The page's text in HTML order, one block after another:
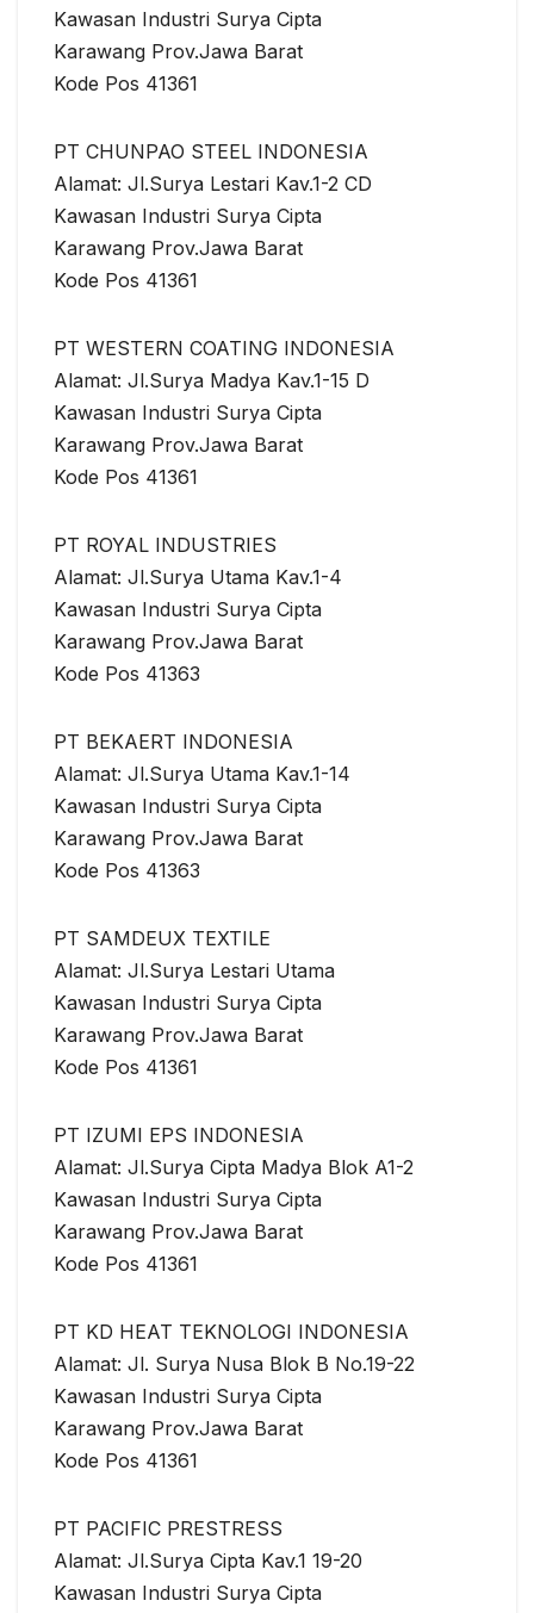
Kawasan Industri Surya Cipta
Karawang Prov.Jawa Barat
Kode Pos 41361
PT CHUNPAO STEEL INDONESIA
Alamat: Jl.Surya Lestari Kav.1-2 CD
Kawasan Industri Surya Cipta
Karawang Prov.Jawa Barat
Kode Pos 41361
PT WESTERN COATING INDONESIA
Alamat: Jl.Surya Madya Kav.1-15 D
Kawasan Industri Surya Cipta
Karawang Prov.Jawa Barat
Kode Pos 41361
PT ROYAL INDUSTRIES
Alamat: Jl.Surya Utama Kav.1-4
Kawasan Industri Surya Cipta
Karawang Prov.Jawa Barat
Kode Pos 41363
PT BEKAERT INDONESIA
Alamat: Jl.Surya Utama Kav.1-14
Kawasan Industri Surya Cipta
Karawang Prov.Jawa Barat
Kode Pos 41363
PT SAMDEUX TEXTILE
Alamat: Jl.Surya Lestari Utama
Kawasan Industri Surya Cipta
Karawang Prov.Jawa Barat
Kode Pos 41361
PT IZUMI EPS INDONESIA
Alamat: Jl.Surya Cipta Madya Blok A1-2
Kawasan Industri Surya Cipta
Karawang Prov.Jawa Barat
Kode Pos 41361
PT KD HEAT TEKNOLOGI INDONESIA
Alamat: Jl. Surya Nusa Blok B No.19-22
Kawasan Industri Surya Cipta
Karawang Prov.Jawa Barat
Kode Pos 41361
PT PACIFIC PRESTRESS
Alamat: Jl.Surya Cipta Kav.1 19-20
Kawasan Industri Surya Cipta